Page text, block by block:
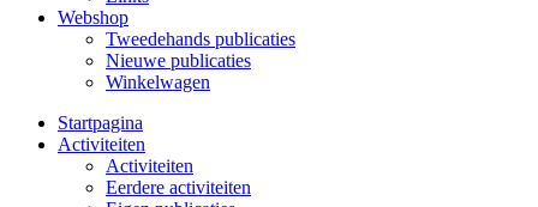
Webshop
Tweedehands publicaties
Nieuwe publicaties
Winkelwagen
Startpagina
Activiteiten
Activiteiten
Eerdere activiteiten